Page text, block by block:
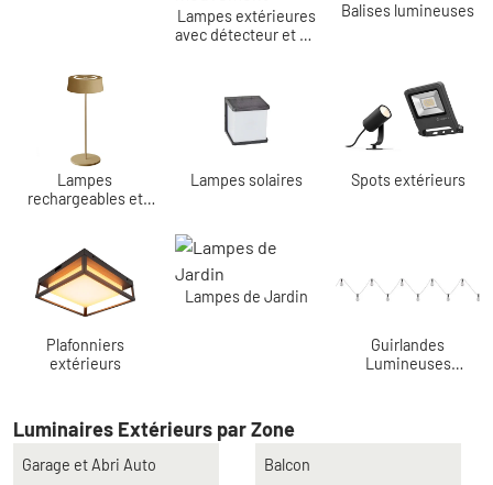
Lampes extérieures
avec détecteur et de
Balises lumineuses
Lampes
rechargeables et
Lampes solaires Spots extérieurs
Plafonniers
extérieurs
Lampes de Jardin
Guirlandes
Lumineuses
Luminaires Extérieurs par Zone
Garage et Abri Auto Balcon